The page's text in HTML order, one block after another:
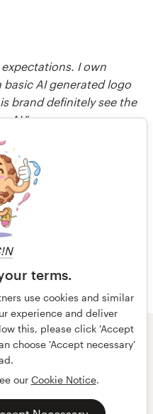
terms.
use cookies and similar
experience and deliver
this, please click 'Accept
choose 'Accept necessary'
our Cookie Notice.
I own
AI generated logo
brand definitely see the
AI."
de Vista
Privacidad
English